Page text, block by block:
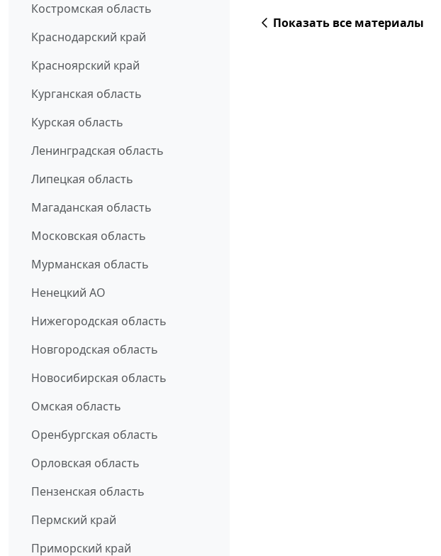
Костромская область
Краснодарский край
Красноярский край
Курганская область
Курская область
Ленинградская область
Липецкая область
Магаданская область
Московская область
Мурманская область
Ненецкий АО
Нижегородская область
Новгородская область
Новосибирская область
Омская область
Оренбургская область
Орловская область
Пензенская область
Пермский край
Приморский край
Показать все материалы